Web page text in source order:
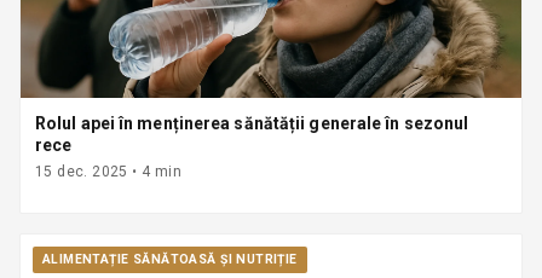
Rolul apei în menținerea sănătății generale în sezonul
rece
15 dec. 2025 • 4 min
ALIMENTAȚIE SĂNĂTOASĂ ȘI NUTRIȚIE